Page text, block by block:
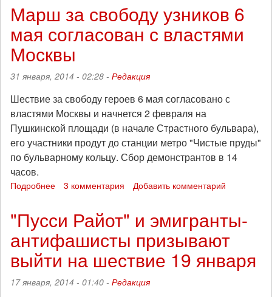
войне!
интернационалистов
в
связи
с
войны
в
Украине
Марш за свободу узников 6
мая согласован с властями
Москвы
31 января, 2014 - 02:28 - Редакция
Шествие за свободу героев 6 мая согласовано с
властями Москвы и начнется 2 февраля на
Пушкинской площади (в начале Страстного бульвара),
его участники продут до станции метро "Чистые пруды"
по бульварному кольцу. Сбор демонстрантов в 14
часов.
Подробнее
свободу
узников
6
мая
согласован
с
3 комментария Добавить комментарий
"Пусси Райот" и эмигранты-
антифашисты призывают
выйти на шествие 19 января
17 января, 2014 - 01:40 - Редакция